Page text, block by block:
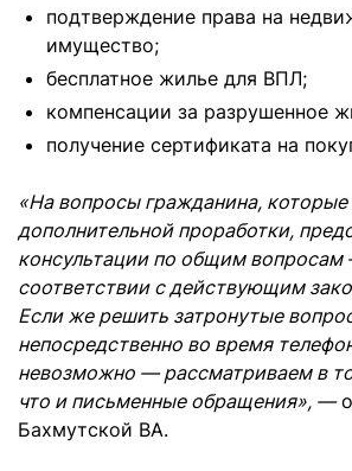
подтверждение права на
имущество;
бесплатное жилье для ВПЛ;
компенсации за разрушенное
получение сертификата на
«На вопросы гражданина, которые
дополнительной проработки,
консультации по общим вопросам
соответствии с действующим
Если же решить затронутые
непосредственно во время
невозможно — рассматриваем в
что и письменные обращения», —
Бахмутской ВА.